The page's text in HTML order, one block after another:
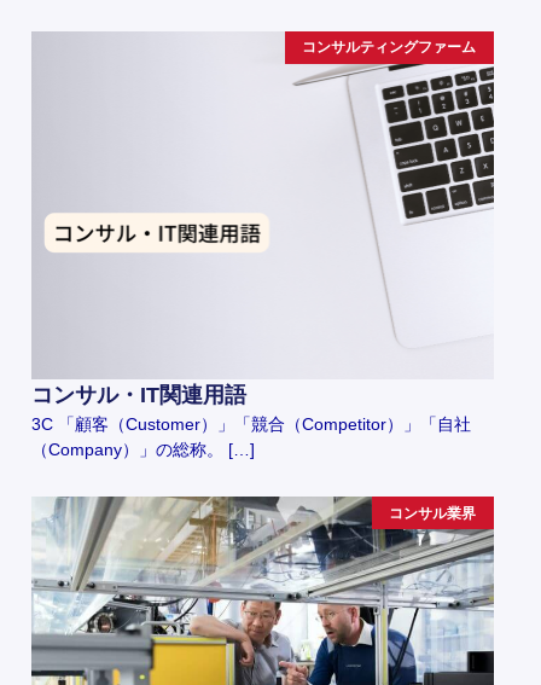
コンサルティングファーム
コンサル・IT関連用語
3C 「顧客（Customer）」「競合（Competitor）」「自社
（Company）」の総称。 […]
コンサル業界